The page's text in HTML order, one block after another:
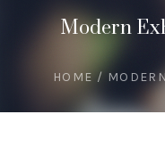
Modern
HOME /